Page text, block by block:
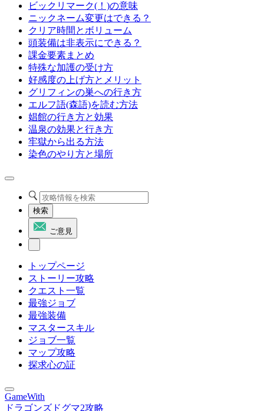
ビックリマーク(！)の意味
ニックネーム変更はできる？
クリア時間とボリューム
頭装備は非表示にできる？
課金要素まとめ
特殊な加護の受け方
好感度の上げ方とメリット
グリフィンの巣への行き方
エルフ語(森語)を読む方法
娼館の行き方と効果
温泉の効果と行き方
牢獄から出る方法
染色のやり方と場所
検索
ご意見
トップページ
ストーリー攻略
クエスト一覧
最強ジョブ
最強装備
マスタースキル
ジョブ一覧
マップ攻略
探求心の証
GameWith
ドラゴンズドグマ2攻略